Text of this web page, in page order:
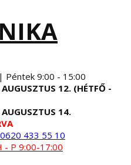
9:00 - 15:00
12. (HÉTFŐ -
14.
433 55 10
- P 9:00-17:00